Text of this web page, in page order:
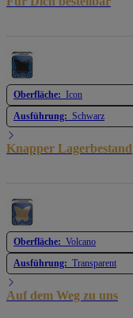
Oberfläche: Icon
Ausführung: Schwarz
Knapper Lagerbestand
Oberfläche: Volcano
Ausführung: Transparent
Auf dem Weg zu uns